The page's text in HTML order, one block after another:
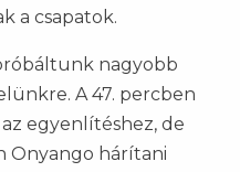
a csapatok.
nagyobb
A 47. percben
egyenlítéshez, de
Onyango hárítani